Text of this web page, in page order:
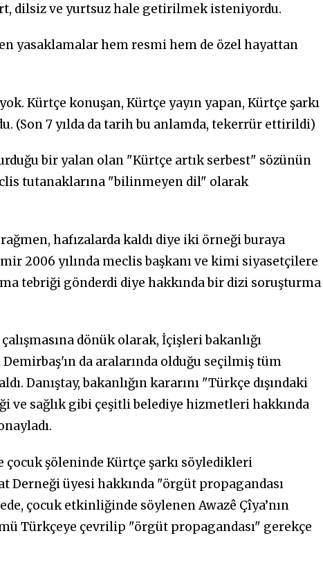
dilsiz ve yurtsuz hale getirilmek isteniyordu.
yasaklamalar hem resmi hem de özel hayattan
Kürtçe konuşan, Kürtçe yayın yapan, Kürtçe şarkı
(Son 7 yılda da tarih bu anlamda, tekerrür ettirildi)
bir yalan olan "Kürtçe artık serbest" sözünün
tutanaklarına "bilinmeyen dil" olarak
hafızalarda kaldı diye iki örneği buraya
2006 yılında meclis başkanı ve kimi siyasetçilere
tebriği gönderdi diye hakkında bir dizi soruşturma
dönük olarak, İçişleri bakanlığı
da aralarında olduğu seçilmiş tüm
Danıştay, bakanlığın kararını "Türkçe dışındaki
ve sağlık gibi çeşitli belediye hizmetleri hakkında
çocuk şöleninde Kürtçe şarkı söyledikleri
Derneği üyesi hakkında "örgüt propagandası
çocuk etkinliğinde söylenen Awazê Çîya’nın
Türkçeye çevrilip "örgüt propagandası" gerekçe